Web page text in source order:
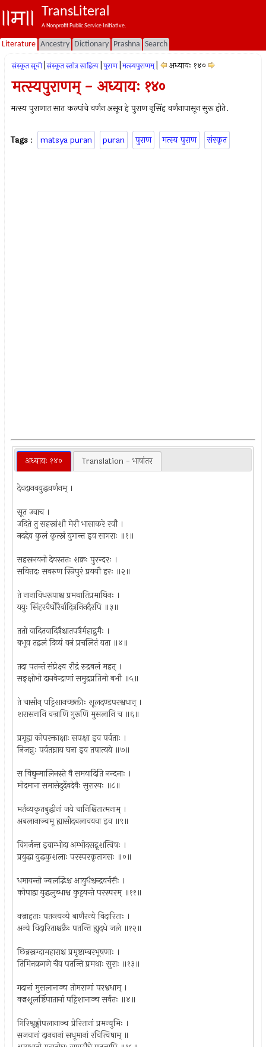
TransLiteral
A Nonprofit Public Service Initiative.
Literature Ancestry Dictionary Prashna Search
संस्कृत सूची संस्कृत स्तोत्र साहित्य पुराण मत्स्यपुराणम्‌ अध्यायः १४०
मत्स्यपुराणम् - अध्यायः १४०
मत्स्य पुराणात सात कल्पांचे वर्णन असून हे पुराण नृसिंह वर्णनापासून सुरू होते.
Tags : matsya puran puran पुराण मत्स्य पुराण संस्कृत
अध्यायः १४० Translation - भाषांतर
देवदानवयुद्धवर्णनम् ।
सूत उवाच ।
उदिते तु सहस्रांशौ मेरौ भासाकरे रवौ ।
नदद्देव कुलं कृत्स्नं युगान्त इव सागराः ॥१॥
सहस्रनयनो देवस्ततः शक्रः पुरन्दरः ।
सवित्तदः सवरुण स्त्रिपुरं प्रययौ हरः ॥२॥
ते नानाविधरूपाश्च प्रमथातिप्रमाथिनः ।
ययुः सिंहरवैर्घोरैर्वादित्रनिनदैरपि ॥३॥
ततो वादितवादित्रैश्चातपत्रैर्महाद्रुमैः ।
बभूव तद्बलं दिव्यं वनं प्रचलितं यता ॥४॥
तदा पतन्तं संप्रेक्ष्य रौद्रं रुद्रबलं महत् ।
सङ्‌क्षोभो दानवेन्द्राणां समुद्रप्रतिमो बभौ ॥५॥
ते चासीन् पट्टिशानच्छक्तीः शूलदण्डपरश्वधान् ।
शरासनानि वज्राणि गुरूणि मुसलानि च ॥६॥
प्रगृह्य कोपरक्ताक्षाः सपक्षा इव पर्वताः ।
निजघ्नुः पर्वतघ्नाय घना इव तपात्यये ॥७॥
स विद्युन्मालिनस्ते वै समयादिति नन्दनाः ।
मोदमाना समासेदुर्देवदेवैः सुरारयः ॥८॥
मर्तव्यकृतबुद्धीनां जये चानिश्चितात्मनाम् ।
अबलानाञ्चमू ह्यासीदबलावयवा इव ॥९॥
विगर्जन्त इवाम्भोदा अम्भोदसद्रृशत्विषः ।
प्रयुद्धा युद्धकुशलाः परस्परकृतागसः ॥०॥
धमायन्तो ज्वलद्भिश्च आयुधैश्चन्द्रवर्चसैः ।
कोपाद्वा युद्धलुब्धाश्च कुट्टयन्ते परस्परम् ॥११॥
वज्राहताः पतन्त्यन्ये बाणैरन्ये विदारिताः ।
अन्ये विदारिताश्चक्रैः पतन्ति ह्युदधे जले ॥१२॥
छिन्नस्रग्दामहाराश्च प्रमृष्टाम्बरभूषणाः ।
तिमिनक्रगणे चैव पतन्ति प्रमथाः सुराः ॥१३॥
गदानां मुसलानाञ्च तोमराणां परश्वधाम् ।
वज्रशूलर्ष्टिपातानां पट्टिशानाञ्च सर्वतः ॥४॥
गिरिश्रृङ्गोपलानाञ्च प्रेरितानां प्रमन्युभिः ।
सजवानां दानवानां सधूमानां रवित्विषाम् ॥